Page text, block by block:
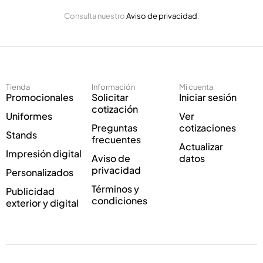
o
r
r
o
E
e
c
r
ó
c
c
n
i
c
o
*
Consulta nuestroAviso de privacidad.
Tienda
Promocionales
Uniformes
Stands
Impresión digital
Personalizados
Publicidad
exterior y digital
Información
Solicitar
cotización
Preguntas
frecuentes
Aviso de
privacidad
Términos y
condiciones
Mi cuenta
Iniciar sesión
Ver
cotizaciones
Actualizar
datos